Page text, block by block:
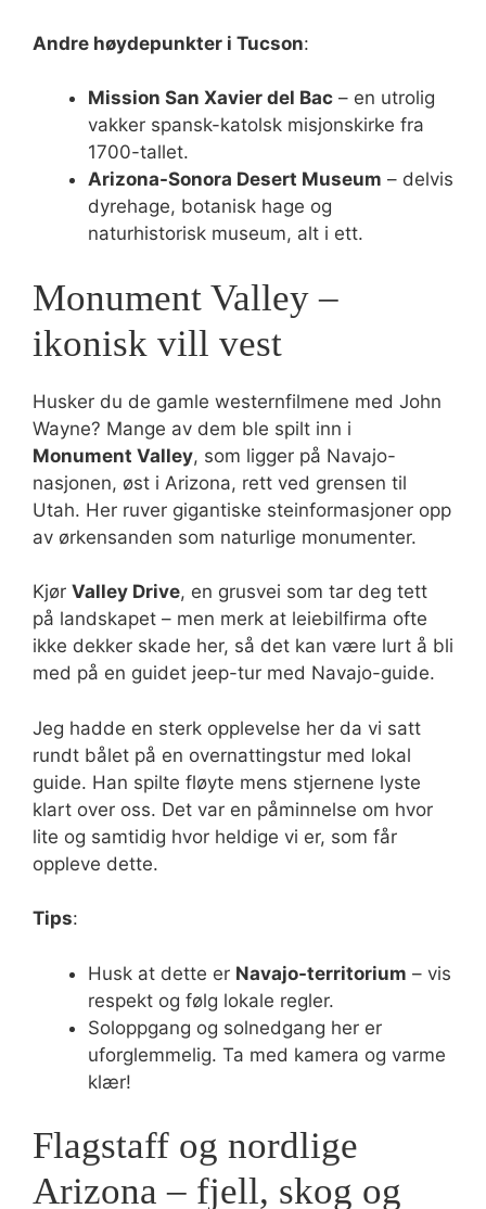
Andre høydepunkter i Tucson:
Mission San Xavier del Bac – en utrolig
vakker spansk-katolsk misjonskirke fra
1700-tallet.
Arizona-Sonora Desert Museum – delvis
dyrehage, botanisk hage og
naturhistorisk museum, alt i ett.
Monument Valley –
ikonisk vill vest
Husker du de gamle westernfilmene med John
Wayne? Mange av dem ble spilt inn i
Monument Valley, som ligger på Navajo-
nasjonen, øst i Arizona, rett ved grensen til
Utah. Her ruver gigantiske steinformasjoner opp
av ørkensanden som naturlige monumenter.
Kjør Valley Drive, en grusvei som tar deg tett
på landskapet – men merk at leiebilfirma ofte
ikke dekker skade her, så det kan være lurt å bli
med på en guidet jeep-tur med Navajo-guide.
Jeg hadde en sterk opplevelse her da vi satt
rundt bålet på en overnattingstur med lokal
guide. Han spilte fløyte mens stjernene lyste
klart over oss. Det var en påminnelse om hvor
lite og samtidig hvor heldige vi er, som får
oppleve dette.
Tips:
Husk at dette er Navajo-territorium – vis
respekt og følg lokale regler.
Soloppgang og solnedgang her er
uforglemmelig. Ta med kamera og varme
klær!
Flagstaff og nordlige
Arizona – fjell, skog og